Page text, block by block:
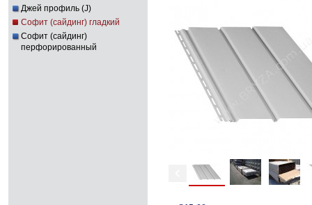
Джей профиль (J)
Софит (сайдинг) гладкий
Софит (сайдинг)
перфорированный